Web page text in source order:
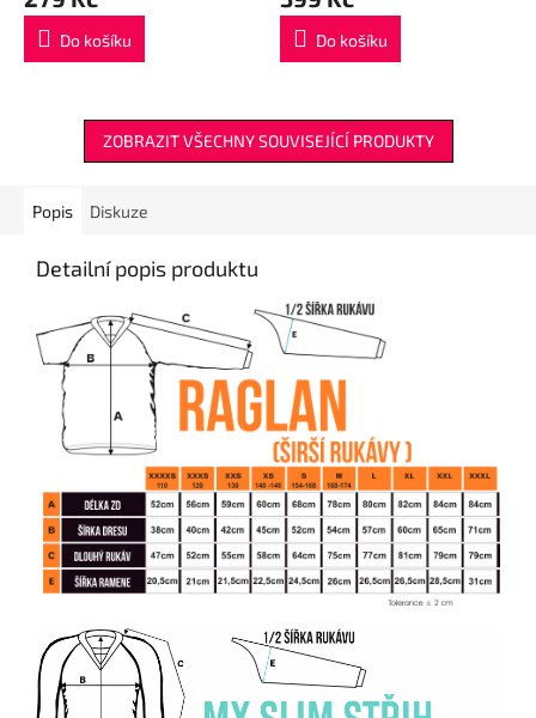
Do košíku Do košíku
ZOBRAZIT VŠECHNY SOUVISEJÍCÍ PRODUKTY
Popis Diskuze
Detailní popis produktu